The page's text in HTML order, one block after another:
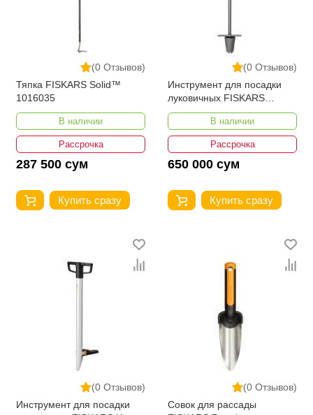
(0 Отзывов)
Тяпка FISKARS Solid™
1016035
В наличии
Рассрочка
287 500 сум
Купить сразу
(0 Отзывов)
Инструмент для посадки
луковичных FISKARS
Ergo™ 1057078
В наличии
Рассрочка
650 000 сум
Купить сразу
(0 Отзывов)
Инструмент для посадки
(0 Отзывов)
Совок для рассады